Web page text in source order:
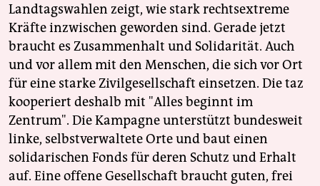
Landtagswahlen zeigt, wie stark rechtsextreme
Kräfte inzwischen geworden sind. Gerade jetzt
braucht es Zusammenhalt und Solidarität. Auch
und vor allem mit den Menschen, die sich vor Ort
für eine starke Zivilgesellschaft einsetzen. Die taz
kooperiert deshalb mit "Alles beginnt im
Zentrum". Die Kampagne unterstützt bundesweit
linke, selbstverwaltete Orte und baut einen
solidarischen Fonds für deren Schutz und Erhalt
auf. Eine offene Gesellschaft braucht guten, frei